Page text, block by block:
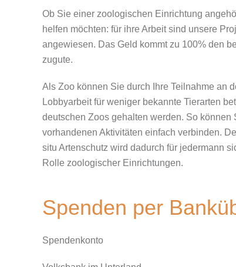
Ob Sie einer zoologischen Einrichtung
helfen möchten: für ihre Arbeit sind unsere
angewiesen. Das Geld kommt zu 100% den
zugute.
Als Zoo können Sie durch Ihre Teilnahme an
Lobbyarbeit für weniger bekannte Tierarten
deutschen Zoos gehalten werden. So können
vorhandenen Aktivitäten einfach verbinden.
situ Artenschutz wird dadurch für jedermann
Rolle zoologischer Einrichtungen.
Spenden per
Spendenkonto